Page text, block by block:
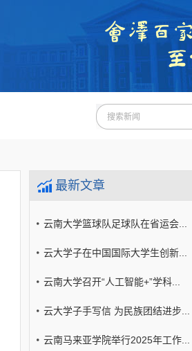
最新文章
云南大学篮球队足球队在省运会...
云大学子在中国国际大学生创新...
云南大学召开“人工智能+”学科...
云大学子手写信 为民族团结进步...
云南马来亚学院举行2025年工作...